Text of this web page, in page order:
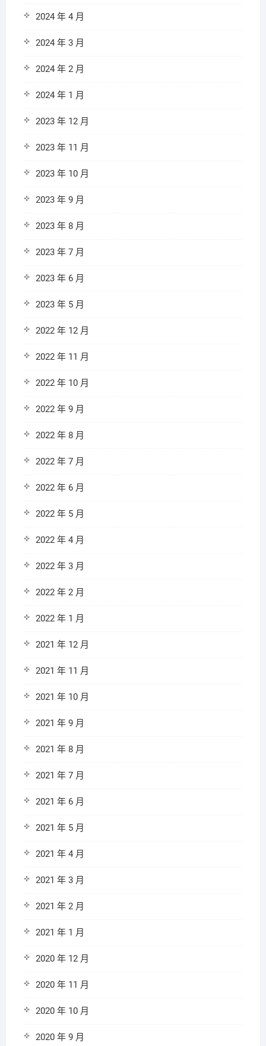
2024 年 4 月
2024 年 3 月
2024 年 2 月
2024 年 1 月
2023 年 12 月
2023 年 11 月
2023 年 10 月
2023 年 9 月
2023 年 8 月
2023 年 7 月
2023 年 6 月
2023 年 5 月
2022 年 12 月
2022 年 11 月
2022 年 10 月
2022 年 9 月
2022 年 8 月
2022 年 7 月
2022 年 6 月
2022 年 5 月
2022 年 4 月
2022 年 3 月
2022 年 2 月
2022 年 1 月
2021 年 12 月
2021 年 11 月
2021 年 10 月
2021 年 9 月
2021 年 8 月
2021 年 7 月
2021 年 6 月
2021 年 5 月
2021 年 4 月
2021 年 3 月
2021 年 2 月
2021 年 1 月
2020 年 12 月
2020 年 11 月
2020 年 10 月
2020 年 9 月